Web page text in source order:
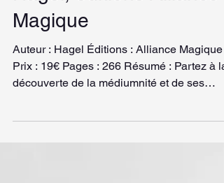
Hagel, éditions Alliance
Magique
Auteur : Hagel Éditions : Alliance Magique
Prix : 19€ Pages : 266 Résumé : Partez à la
arcanes....